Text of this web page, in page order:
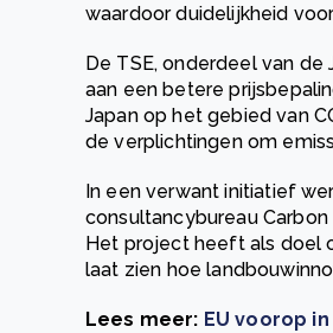
waardoor duidelijkheid
De TSE, onderdeel van de
aan een betere
Japan op het gebied van
de verplichtingen om
In een verwant initiatief
consultancybureau
Het project heeft als doel
laat zien hoe
Lees meer: EU voorop